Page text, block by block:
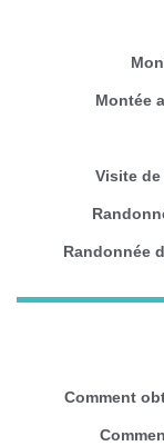
Montée
Visite
Randonnée
Comment